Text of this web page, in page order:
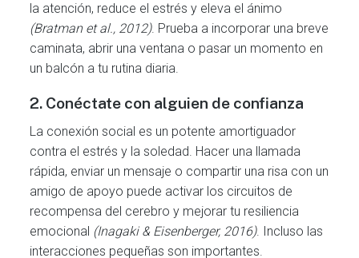
la atención, reduce el estrés y eleva el ánimo
(Bratman et al., 2012). Prueba a incorporar una breve
caminata, abrir una ventana o pasar un momento en
un balcón a tu rutina diaria.
2. Conéctate con alguien de confianza
La conexión social es un potente amortiguador
contra el estrés y la soledad. Hacer una llamada
rápida, enviar un mensaje o compartir una risa con un
amigo de apoyo puede activar los circuitos de
recompensa del cerebro y mejorar tu resiliencia
emocional (Inagaki & Eisenberger, 2016). Incluso las
interacciones pequeñas son importantes.